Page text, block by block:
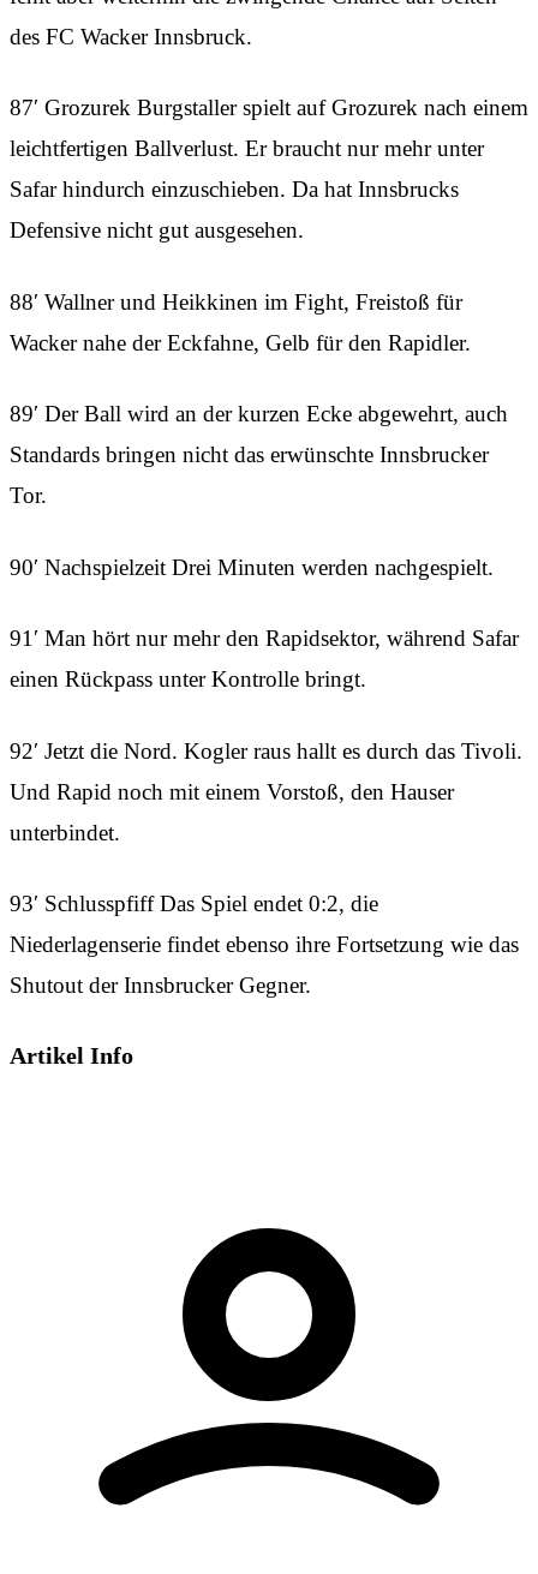
des FC Wacker Innsbruck.
87′ Grozurek Burgstaller spielt auf Grozurek nach einem
leichtfertigen Ballverlust. Er braucht nur mehr unter
Safar hindurch einzuschieben. Da hat Innsbrucks
Defensive nicht gut ausgesehen.
88′ Wallner und Heikkinen im Fight, Freistoß für
Wacker nahe der Eckfahne, Gelb für den Rapidler.
89′ Der Ball wird an der kurzen Ecke abgewehrt, auch
Standards bringen nicht das erwünschte Innsbrucker
Tor.
90′ Nachspielzeit Drei Minuten werden nachgespielt.
91′ Man hört nur mehr den Rapidsektor, während Safar
einen Rückpass unter Kontrolle bringt.
92′ Jetzt die Nord. Kogler raus hallt es durch das Tivoli.
Und Rapid noch mit einem Vorstoß, den Hauser
unterbindet.
93′ Schlusspfiff Das Spiel endet 0:2, die
Niederlagenserie findet ebenso ihre Fortsetzung wie das
Shutout der Innsbrucker Gegner.
Artikel Info